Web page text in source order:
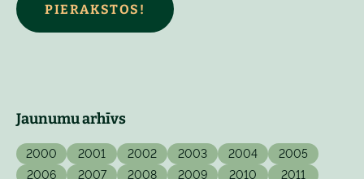
PIERAKSTOS!
Jaunumu arhīvs
2000 2001 2002 2003 2004
2005
2006
2007 2008 2009 2010
2011